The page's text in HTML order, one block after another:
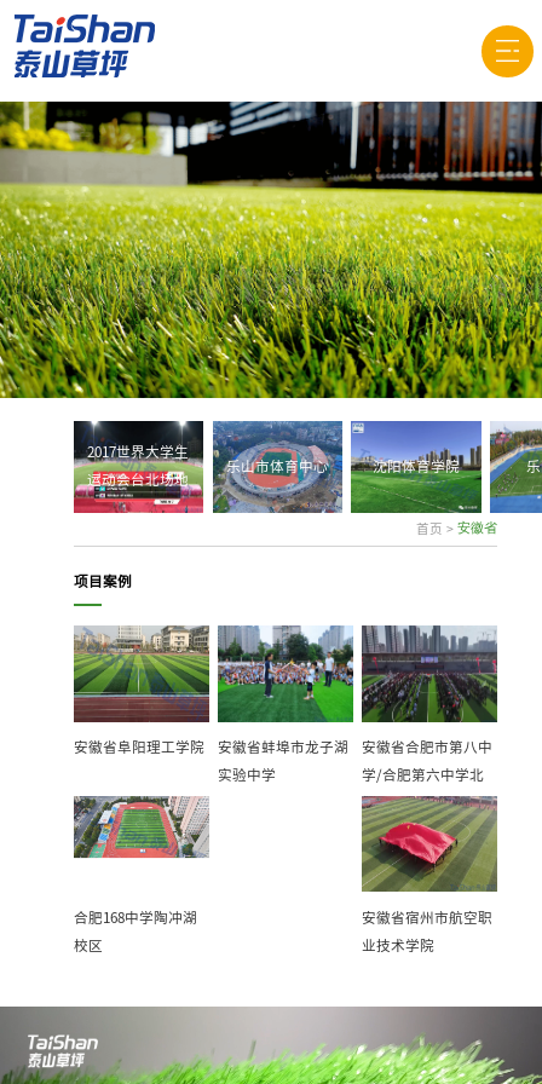
2017世界大学生
运动会台北场地
乐山市体育中心 沈阳体育学院
首页 > 安徽省
项目案例
安徽省阜阳理工学院 安徽省蚌埠市龙子湖
实验中学
安徽省合肥市第八中
学/合肥第六中学北
校区
合肥168中学陶冲湖
校区
安徽省宿州市航空职
业技术学院